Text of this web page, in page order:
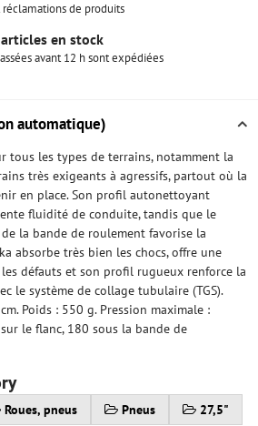
réclamations de produits
en stock
avant 12 h sont expédiées
automatique)
tous les types de terrains, notamment la
très exigeants à agressifs, partout où la
en place. Son profil autonettoyant
fluidité de conduite, tandis que le
la bande de roulement favorise la
absorbe très bien les chocs, offre une
défauts et son profil rugueux renforce la
le système de collage tubulaire (TGS).
Poids : 550 g. Pression maximale :
le flanc, 180 sous la bande de
Roues, pneus Pneus
27,5"